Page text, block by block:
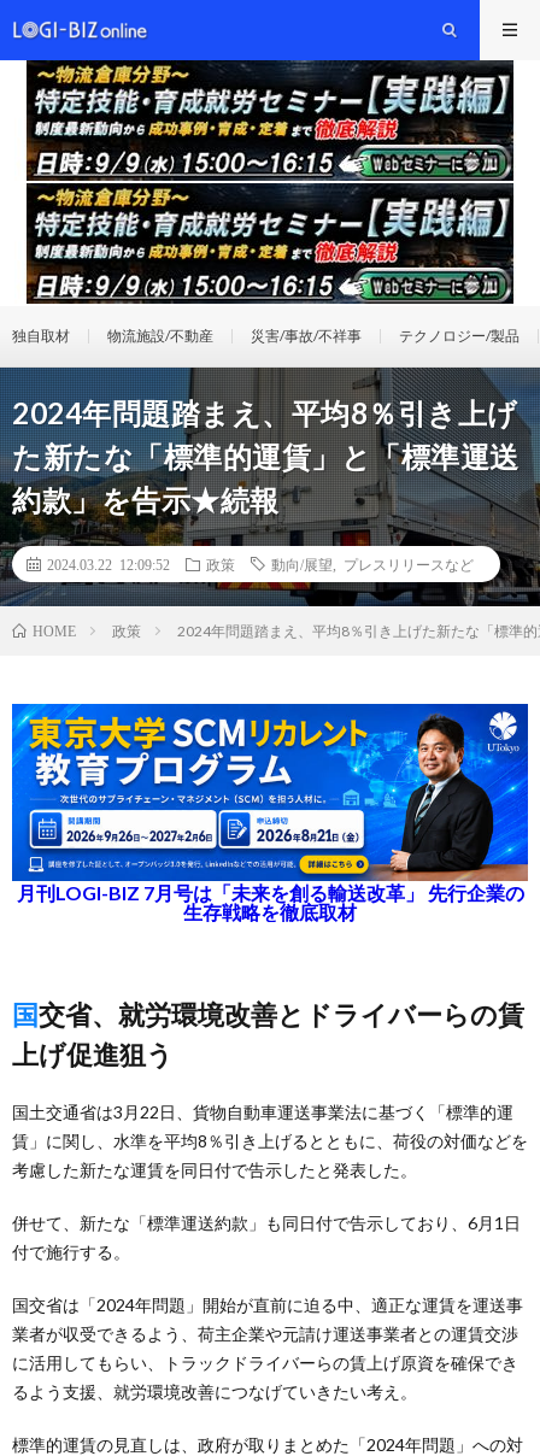
独自取材 物流施設/不動産 災害/事故/不祥事 テクノロジー/製品
2024年問題踏まえ、平均8％引き上げ
た新たな「標準的運賃」と「標準運送
約款」を告示★続報
2024.03.22 12:09:52 政策 動向/展望 プレスリリースなど
HOME 政策 2024年問題踏まえ、平均8％引き上げた新たな「標準
月刊LOGI-BIZ 7月号は「未来を創る輸送改革」 先行企業の
生存戦略を徹底取材
国交省、就労環境改善とドライバーらの賃
上げ促進狙う
国土交通省は3月22日、貨物自動車運送事業法に基づく「標準的運
賃」に関し、水準を平均8％引き上げるとともに、荷役の対価などを
考慮した新たな運賃を同日付で告示したと発表した。
併せて、新たな「標準運送約款」も同日付で告示しており、6月1日
付で施行する。
国交省は「2024年問題」開始が直前に迫る中、適正な運賃を運送事
業者が収受できるよう、荷主企業や元請け運送事業者との運賃交渉
に活用してもらい、トラックドライバーらの賃上げ原資を確保でき
るよう支援、就労環境改善につなげていきたい考え。
標準的運賃の見直しは、政府が取りまとめた「2024年問題」への対